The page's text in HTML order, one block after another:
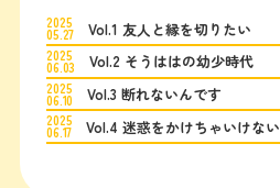
2025
05.27 Vol.1 友人と縁を切りたい
2025
06.03 Vol.2 そうははの幼少時代
2025
06.10 Vol.3 断れないんです
2025
06.17 Vol.4 迷惑をかけちゃいけない